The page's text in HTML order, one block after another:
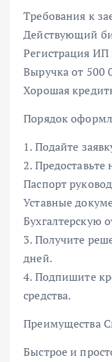
Требования к
Действующий
Регистрация
Выручка от 500
Хорошая
Порядок
1. Подайте
2.
Паспорт
Уставные
Бухгалтерскую
3. Получите
дней.
4. Подпишите
средства.
Преимущества
Быстрое и